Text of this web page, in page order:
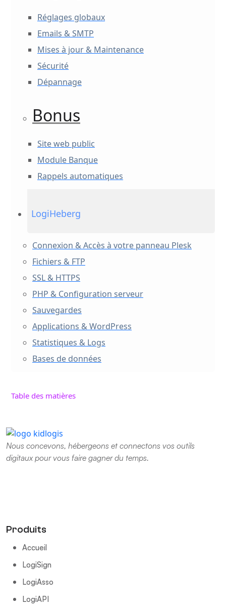
Table des matières
Réglages globaux
Emails & SMTP
Mises à jour & Maintenance
Sécurité
Dépannage
Bonus
Site web public
Module Banque
Rappels automatiques
LogiHeberg
Connexion & Accès à votre panneau Plesk
Fichiers & FTP
SSL & HTTPS
PHP & Configuration serveur
Sauvegardes
Applications & WordPress
Statistiques & Logs
Bases de données
Nous concevons, hébergeons et connectons vos outils
digitaux pour vous faire gagner du temps.
Produits
Accueil
LogiSign
LogiAsso
LogiAPI